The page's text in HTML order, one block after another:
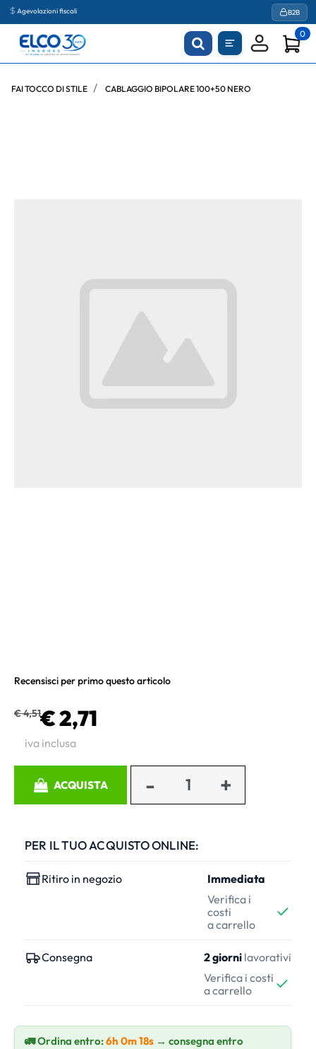
Agevolazioni fiscali B2B
0
FAI TOCCO DI STILE CABLAGGIO BIPOLARE 100+50 NERO
Recensisci per primo questo articolo
€ 4,51€ 2,71
iva inclusa
ACQUISTA
PER IL TUO ACQUISTO ONLINE:
Ritiro in negozio
Immediata
Verifica i
costi
a carrello
Consegna 2 giorni lavorativi
Verifica i costi
a carrello
🚛 Ordina entro:6h 0m 18s → consegna entro